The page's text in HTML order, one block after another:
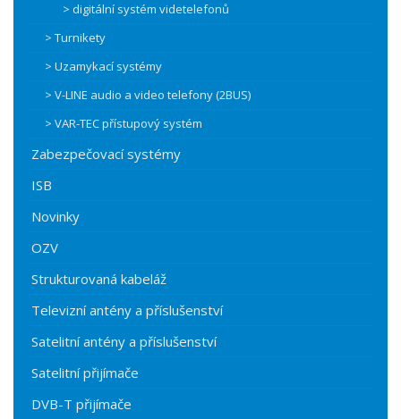
> digitální systém videtelefonů
> Turnikety
> Uzamykací systémy
> V-LINE audio a video telefony (2BUS)
> VAR-TEC přístupový systém
Zabezpečovací systémy
ISB
Novinky
OZV
Strukturovaná kabeláž
Televizní antény a příslušenství
Satelitní antény a příslušenství
Satelitní přijímače
DVB-T přijímače